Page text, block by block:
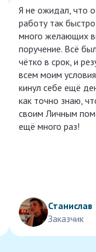
Я не ожидал, что
работу так
много желающих
поручение. Всё
чётко в срок, и
всем моим
кинул себе ещё
как точно знаю,
своим Личным
ещё много раз!
Станислав
Заказчик